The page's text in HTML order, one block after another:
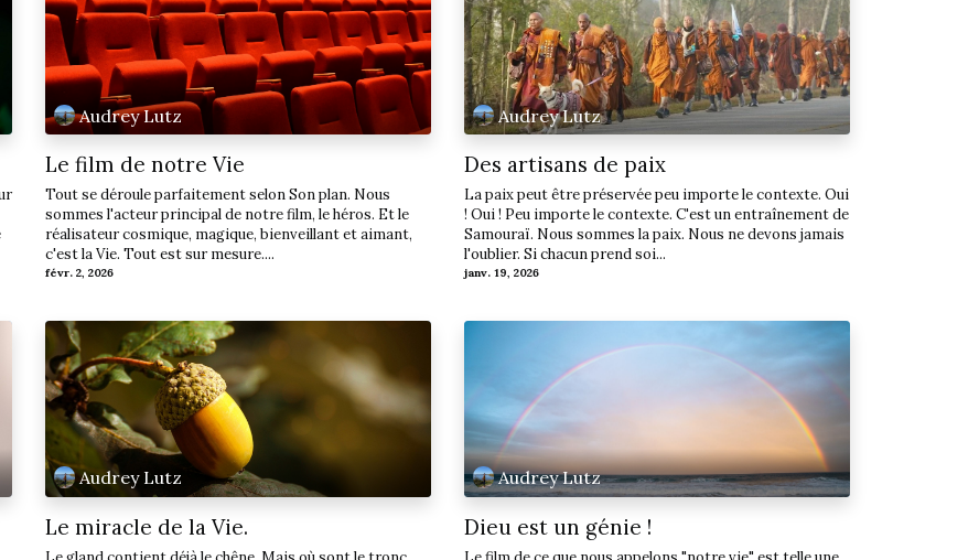
Audrey Lutz
Le film de notre Vie
Tout se déroule parfaitement selon Son plan. Nous
sommes l'acteur principal de notre film, le héros. Et le
réalisateur cosmique, magique, bienveillant et aimant,
c'est la Vie. Tout est sur mesure....
févr. 2, 2026
Audrey Lutz
Des artisans de paix
La paix peut être préservée peu importe le contexte. Oui
! Oui ! Peu importe le contexte. C'est un entraînement de
Samouraï. Nous sommes la paix. Nous ne devons jamais
l'oublier. Si chacun prend soi...
janv. 19, 2026
Audrey Lutz
Le miracle de la Vie.
Audrey Lutz
Dieu est un génie !